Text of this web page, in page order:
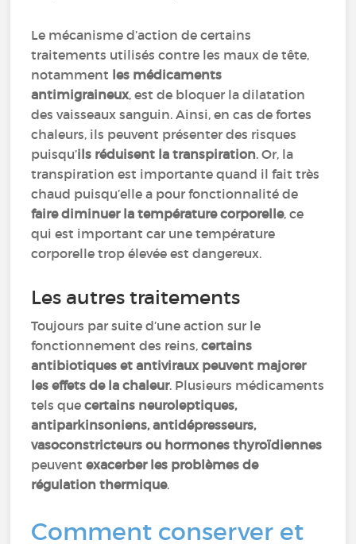
Le mécanisme d’action de certains
traitements utilisés contre les maux de tête,
notamment les médicaments
antimigraineux, est de bloquer la dilatation
des vaisseaux sanguin. Ainsi, en cas de fortes
chaleurs, ils peuvent présenter des risques
puisqu’ils réduisent la transpiration. Or, la
transpiration est importante quand il fait très
chaud puisqu’elle a pour fonctionnalité de
faire diminuer la température corporelle, ce
qui est important car une température
corporelle trop élevée est dangereux.
Les autres traitements
Toujours par suite d’une action sur le
fonctionnement des reins,certains
antibiotiques et antiviraux peuvent majorer
les effets de la chaleur. Plusieurs médicaments
tels quecertains neuroleptiques,
antiparkinsoniens, antidépresseurs,
vasoconstricteurs ou hormones thyroïdiennes
peuventexacerber les problèmes de
régulation thermique.
Comment conserver et